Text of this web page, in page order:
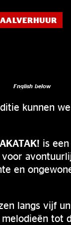
English below
kunnen
is
en
langs vijf
tot